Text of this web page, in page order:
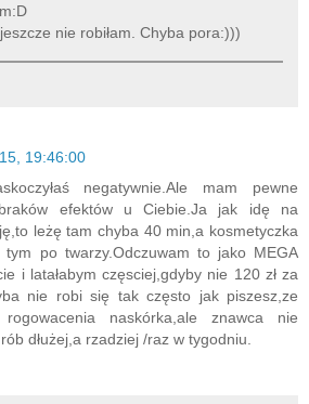
nie robiłam. Chyba pora:)))
19:46:00
negatywnie.Ale mam pewne
braków efektów u Ciebie.Ja jak idę na
leżę tam chyba 40 min,a kosmetyczka
tym po twarzy.Odczuwam to jako MEGA
i latałabym częsciej,gdyby nie 120 zł za
nie robi się tak często jak piszesz,ze
naskórka,ale znawca nie
dłużej,a rzadziej /raz w tygodniu.